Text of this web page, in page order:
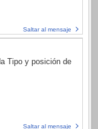
Saltar al mensaje
Tipo y posición de
Saltar al mensaje